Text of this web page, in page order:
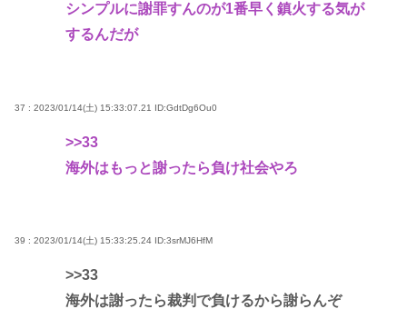
シンプルに謝罪すんのが1番早く鎮火する気が
するんだが
37 : 2023/01/14(土) 15:33:07.21 ID:GdtDg6Ou0
>>33
海外はもっと謝ったら負け社会やろ
39 : 2023/01/14(土) 15:33:25.24 ID:3srMJ6HfM
>>33
海外は謝ったら裁判で負けるから謝らんぞ